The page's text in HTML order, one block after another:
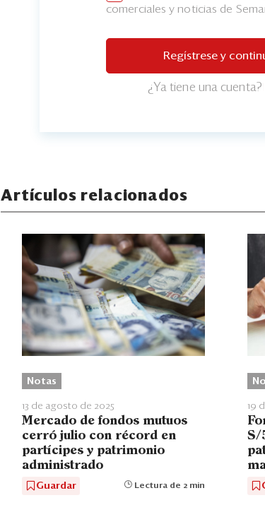
comerciales y noticias de
Regístrese y
¿Ya tiene una cuenta?
Artículos relacionados
Notas
13 de agosto de 2025
Mercado de fondos mutuos
cerró julio con récord en
partícipes y patrimonio
administrado
Guardar Lectura de 2 min
19
S/